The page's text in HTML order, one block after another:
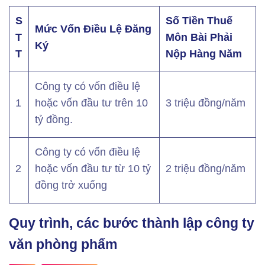
S
T
T
Mức Vốn Điều Lệ Đăng
Ký
Số Tiền Thuế
Môn Bài Phải
Nộp Hàng Năm
1
Công ty có vốn điều lệ
hoặc vốn đầu tư trên 10
tỷ đồng.
3 triệu đồng/năm
2
Công ty có vốn điều lệ
hoặc vốn đầu tư từ 10 tỷ
đồng trở xuống
2 triệu đồng/năm
Quy trình, các bước thành lập công ty
văn phòng phẩm